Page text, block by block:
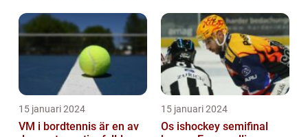
allvarl...
15 januari 2024
VM i bordtennis är en av
15 januari 2024
Os ishockey semifinal